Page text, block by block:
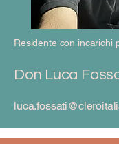
Residente con incarichi
Don Luca